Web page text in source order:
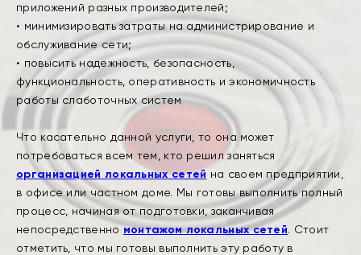
приложений разных производителей;
• минимизировать затраты на администрирование и
обслуживание сети;
• повысить надежность, безопасность,
функциональность, оперативность и экономичность
работы слаботочных систем
Что касательно данной услуги, то она может
потребоваться всем тем, кто решил заняться
организацией локальных сетей на своем предприятии,
в офисе или частном доме. Мы готовы выполнить полный
процесс, начиная от подготовки, заканчивая
непосредственномонтажом локальных сетей. Стоит
отметить, что мы готовы выполнить эту работу в